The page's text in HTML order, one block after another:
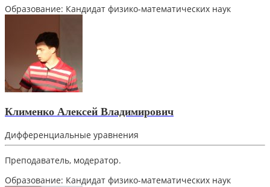
Образование: Кандидат физико-математических наук
Клименко Алексей Владимирович
Дифференциальные уравнения
Преподаватель, модератор.
Образование: Кандидат физико-математических наук